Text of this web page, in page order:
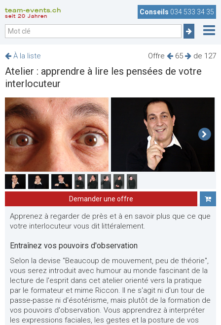
team-events.ch
seit 20 Jahren
Conseils 034 533 34 35
Offre 65 de 127
À la liste
Atelier : apprendre à lire les pensées de votre
interlocuteur
Demander une offre
Apprenez à regarder de près et à en savoir plus que ce que
votre interlocuteur vous dit littéralement.
Entraînez vos pouvoirs d'observation
Selon la devise "Beaucoup de mouvement, peu de théorie",
vous serez introduit avec humour au monde fascinant de la
lecture de l'esprit dans cet atelier orienté vers la pratique
par le formateur et mime Riccon. Il ne s'agit ni d'un tour de
passe-passe ni d'ésotérisme, mais plutôt de la formation de
vos pouvoirs d'observation. Vous apprendrez à interpréter
les expressions faciales, les gestes et la posture de vos